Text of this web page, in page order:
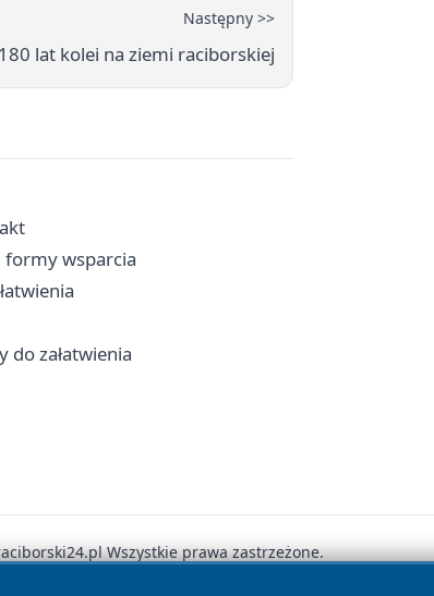
Następny >>
lat kolei na ziemi raciborskiej
formy wsparcia
do załatwienia
Wszystkie prawa zastrzeżone.